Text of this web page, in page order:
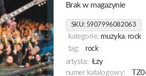
Brak w magazynie
SKU: 5907996082063
kategorie: muzyka, rock
tag:
rock
artysta:
Łzy
numer katalogowy: